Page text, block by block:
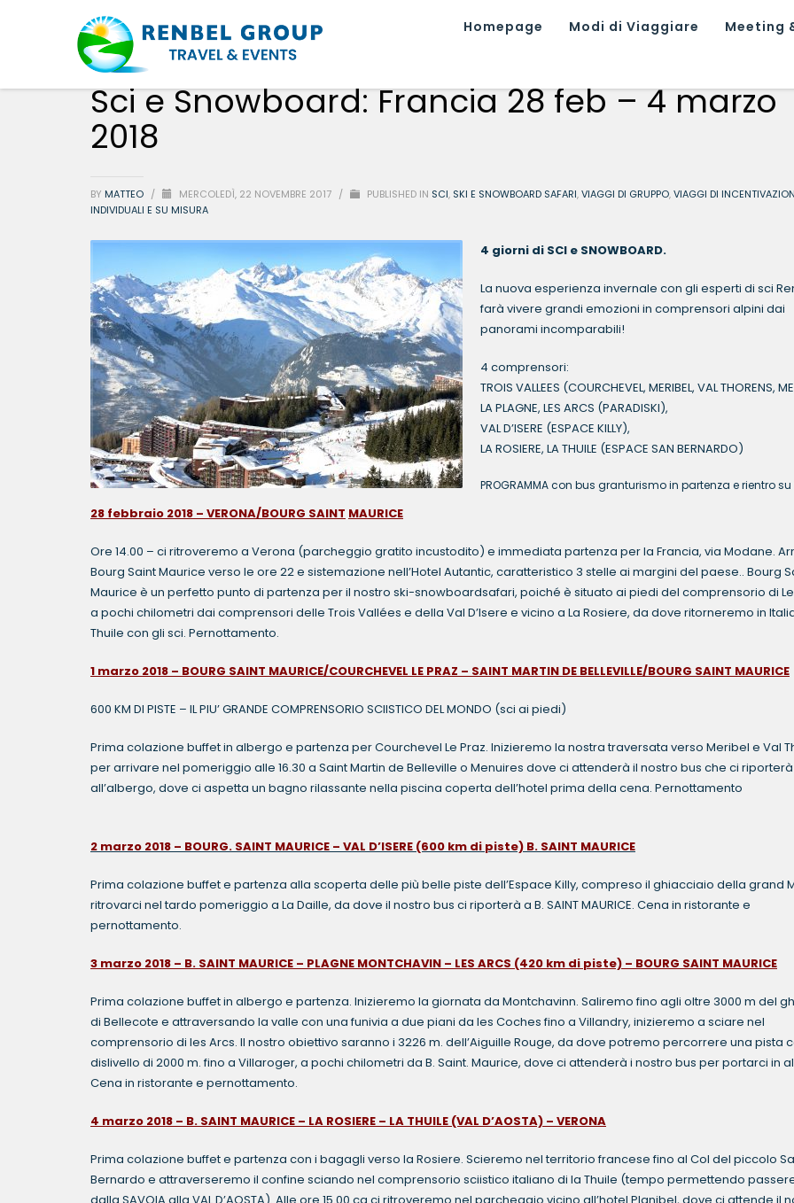
Homepage Modi di Viaggiare Meeting
Sci e Snowboard: Francia 28 feb – 4 marzo
2018
BY MATTEO / MERCOLEDÌ, 22 NOVEMBRE 2017 / PUBLISHED IN SCI, SKI E SNOWBOARD SAFARI,VIAGGI DI GRUPPO,VIAGGI DI
INDIVIDUALI E SU MISURA
4 giorni di SCI e SNOWBOARD.
La nuova esperienza invernale con gli esperti di sci
farà vivere grandi emozioni in comprensori alpini dai
panorami incomparabili!
4 comprensori:
TROIS VALLEES (COURCHEVEL, MERIBEL, VAL THORENS,
LA PLAGNE, LES ARCS (PARADISKI),
VAL D’ISERE (ESPACE KILLY),
LA ROSIERE, LA THUILE (ESPACE SAN BERNARDO)
PROGRAMMA con bus granturismo in partenza e rientro su
28 febbraio 2018 – VERONA/BOURG SAINT MAURICE
Ore 14.00 – ci ritroveremo a Verona (parcheggio gratito incustodito) e immediata partenza per la Francia, via Modane.
Bourg Saint Maurice verso le ore 22 e sistemazione nell’Hotel Autantic, caratteristico 3 stelle ai margini del paese.. Bourg
Maurice è un perfetto punto di partenza per il nostro ski-snowboardsafari, poiché è situato ai piedi del comprensorio di
a pochi chilometri dai comprensori delle Trois Vallées e della Val D’Isere e vicino a La Rosiere, da dove ritorneremo in
Thuile con gli sci. Pernottamento.
1 marzo 2018 – BOURG SAINT MAURICE/COURCHEVEL LE PRAZ – SAINT MARTIN DE BELLEVILLE/BOURG SAINT MAURICE
600 KM DI PISTE – IL PIU’ GRANDE COMPRENSORIO SCIISTICO DEL MONDO (sci ai piedi)
Prima colazione buffet in albergo e partenza per Courchevel Le Praz. Inizieremo la nostra traversata verso Meribel e Val
per arrivare nel pomeriggio alle 16.30 a Saint Martin de Belleville o Menuires dove ci attenderà il nostro bus che ci riporterà
all’albergo, dove ci aspetta un bagno rilassante nella piscina coperta dell’hotel prima della cena. Pernottamento
2 marzo 2018 – BOURG. SAINT MAURICE – VAL D’ISERE (600 km di piste) B. SAINT MAURICE
Prima colazione buffet e partenza alla scoperta delle più belle piste dell’Espace Killy, compreso il ghiacciaio della grand
ritrovarci nel tardo pomeriggio a La Daille, da dove il nostro bus ci riporterà a B. SAINT MAURICE. Cena in ristorante e
pernottamento.
3 marzo 2018 – B. SAINT MAURICE – PLAGNE MONTCHAVIN – LES ARCS (420 km di piste) – BOURG SAINT MAURICE
Prima colazione buffet in albergo e partenza. Inizieremo la giornata da Montchavinn. Saliremo fino agli oltre 3000 m del
di Bellecote e attraversando la valle con una funivia a due piani da les Coches fino a Villandry, inizieremo a sciare nel
comprensorio di les Arcs. Il nostro obiettivo saranno i 3226 m. dell’Aiguille Rouge, da dove potremo percorrere una pista
dislivello di 2000 m. fino a Villaroger, a pochi chilometri da B. Saint. Maurice, dove ci attenderà i nostro bus per portarci in
Cena in ristorante e pernottamento.
4 marzo 2018 – B. SAINT MAURICE – LA ROSIERE – LA THUILE (VAL D’AOSTA) – VERONA
Prima colazione buffet e partenza con i bagagli verso la Rosiere. Scieremo nel territorio francese fino al Col del piccolo
Bernardo e attraverseremo il confine sciando nel comprensorio sciistico italiano di la Thuile (tempo permettendo